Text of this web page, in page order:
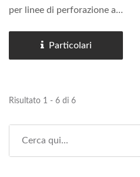
per linee di perforazione a
fresatura, filettatura,
incisione e smussatura.
Particolari
Risultato 1 - 6 di 6